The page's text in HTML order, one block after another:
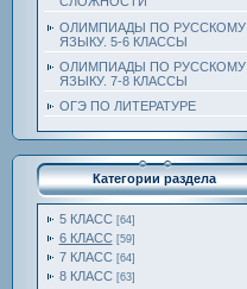
ОЛИМПИАДЫ ПО РУССКОМУ
ЯЗЫКУ. 5-6 КЛАССЫ
ОЛИМПИАДЫ ПО РУССКОМУ
ЯЗЫКУ. 7-8 КЛАССЫ
ОГЭ ПО ЛИТЕРАТУРЕ
Категории раздела
5 КЛАСС [64]
6 КЛАСС [59]
7 КЛАСС [64]
8 КЛАСС [63]